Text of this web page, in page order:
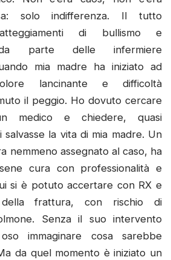
solo indifferenza. Il tutto
di bullismo e
da parte delle infermiere
mia madre ha iniziato ad
lancinante e difficoltà
il peggio. Ho dovuto cercare
medico e chiedere, quasi
la vita di mia madre. Un
nemmeno assegnato al caso, ha
cura con professionalità e
si è potuto accertare con RX e
frattura, con rischio di
Senza il suo intervento
immaginare cosa sarebbe
da quel momento è iniziato un